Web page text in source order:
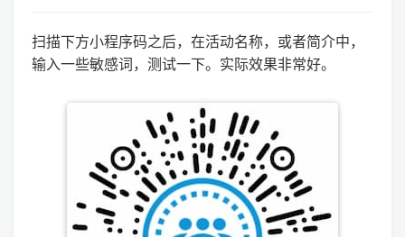
扫描下方小程序码之后，在活动名称，或者简介中，
输入一些敏感词，测试一下。实际效果非常好。